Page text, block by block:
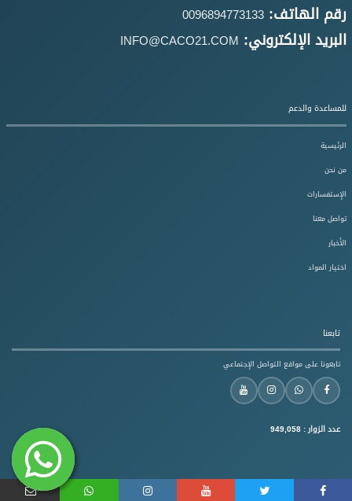
رقم الهاتف:0096894773133
البريد الإلكتروني: INFO@CACO21.COM
للمساعدة والدعم
الرئيسية
من نحن
الإستفسارات
تواصل معنا
الأخبار
اختيار المواد
تابعنا
تابعونا على مواقع التواصل الإجتماعي
عدد الزوار : 949,058